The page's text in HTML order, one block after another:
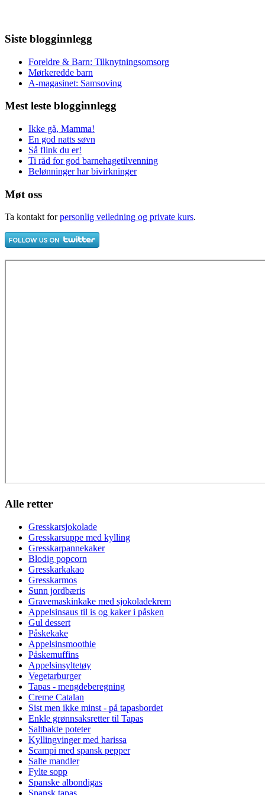
Siste blogginnlegg
Foreldre & Barn: Tilknytningsomsorg
Mørkeredde barn
A-magasinet: Samsoving
Mest leste blogginnlegg
Ikke gå, Mamma!
En god natts søvn
Så flink du er!
Ti råd for god barnehagetilvenning
Belønninger har bivirkninger
Møt oss
Ta kontakt forpersonlig veiledning og private kurs.
Alle retter
Gresskarsjokolade
Gresskarsuppe med kylling
Gresskarpannekaker
Blodig popcorn
Gresskarkakao
Gresskarmos
Sunn jordbæris
Gravemaskinkake med sjokoladekrem
Appelsinsaus til is og kaker i påsken
Gul dessert
Påskekake
Appelsinsmoothie
Påskemuffins
Appelsinsyltetøy
Vegetarburger
Tapas - mengdeberegning
Creme Catalan
Sist men ikke minst - på tapasbordet
Enkle grønnsaksretter til Tapas
Saltbakte poteter
Kyllingvinger med harissa
Scampi med spansk pepper
Salte mandler
Fylte sopp
Spanske albondigas
Spansk tapas